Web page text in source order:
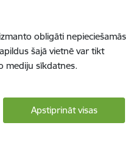
obligāti nepieciešamās
šajā vietnē var tikt
mediju sīkdatnes.
Apstiprināt visas